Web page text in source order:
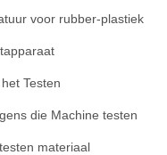
voor rubber-plastiek
Testen
die Machine testen
materiaal